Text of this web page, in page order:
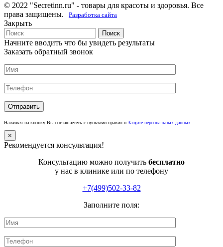
© 2022 "Secretinn.ru" - товары для красоты и здоровья. Все
права защищены.
Разработка сайта
Закрыть
Поиск
Начните вводить что бы увидеть результаты
Заказать обратный звонок
Нажимая на кнопку Вы соглашаетесь с пунктами правил о Защите персональных данных
×
Рекомендуется консультация!
Консультацию можно получить бесплатно
у нас в клинике или по телефону
+7(499)502-33-82
Заполните поля: